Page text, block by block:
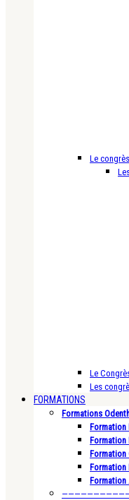
Le
Le
Les
FORMATIONS
Formations
Formation
Formation